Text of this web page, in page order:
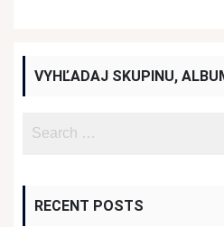
VYHĽADAJ SKUPINU,
RECENT POSTS